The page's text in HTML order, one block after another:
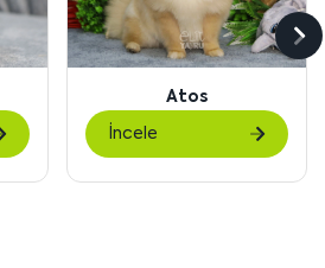
Waffles
İncele